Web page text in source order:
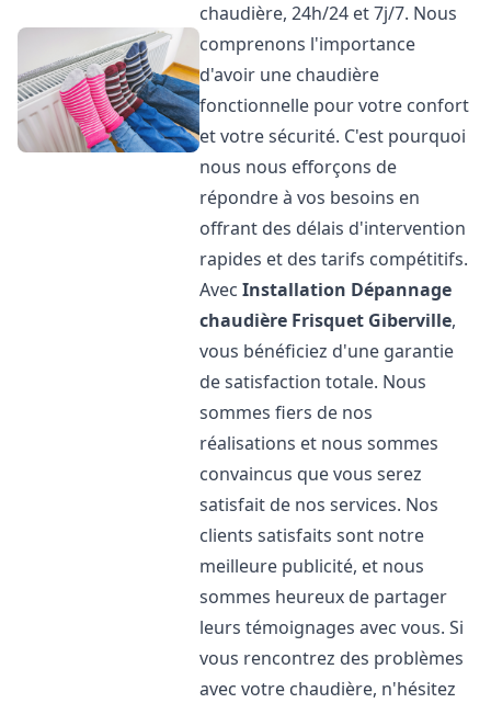
chaudière, 24h/24 et 7j/7. Nous
comprenons l'importance
d'avoir une chaudière
fonctionnelle pour votre confort
et votre sécurité. C'est pourquoi
nous nous efforçons de
répondre à vos besoins en
offrant des délais d'intervention
rapides et des tarifs compétitifs.
AvecInstallation Dépannage
chaudière Frisquet Giberville,
vous bénéficiez d'une garantie
de satisfaction totale. Nous
sommes fiers de nos
réalisations et nous sommes
convaincus que vous serez
satisfait de nos services. Nos
clients satisfaits sont notre
meilleure publicité, et nous
sommes heureux de partager
leurs témoignages avec vous. Si
vous rencontrez des problèmes
avec votre chaudière, n'hésitez